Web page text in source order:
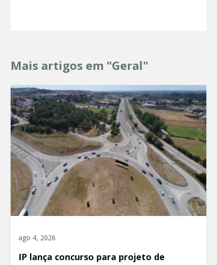
Mais artigos em "Geral"
ago 4, 2026
IP lança concurso para projeto de